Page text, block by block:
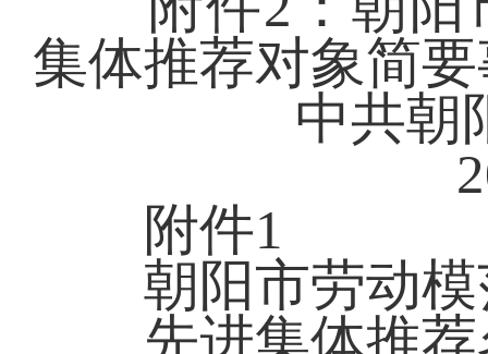
集体推荐对象简
中共
附件1
朝阳市劳动模
先进集体推荐